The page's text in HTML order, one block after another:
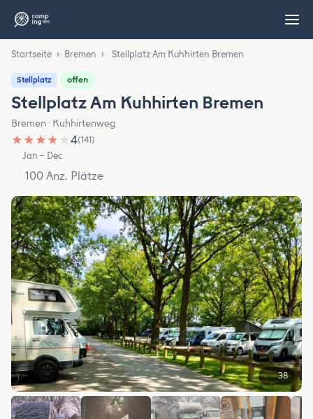
Startseite › Bremen › Stellplatz Am Kuhhirten Bremen
Stellplatz offen
Stellplatz Am Kuhhirten Bremen
Bremen · Kuhhirtenweg
★ ★ ★ ★ ★4(141)
Jan – Dec
100 Anz. Plätze
38